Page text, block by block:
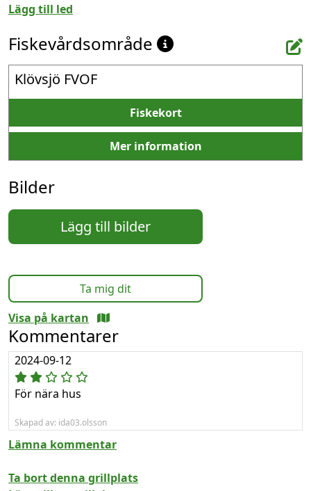
Lägg till led
Fiskevårdsområde
Klövsjö FVOF
Fiskekort
Mer information
Bilder
Lägg till bilder
Ta mig dit
Visa på kartan
Kommentarer
2024-09-12
För nära hus
Skapad av: ida03.olsson
Lämna kommentar
Ta bort denna grillplats